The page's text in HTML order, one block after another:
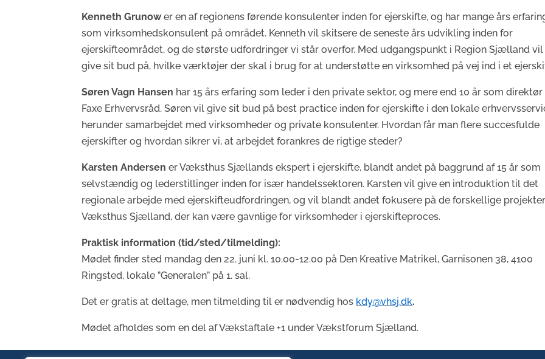
Kenneth Grunower en af regionens førende konsulenter inden for ejerskifte, og har mange års
som virksomhedskonsulent på området. Kenneth vil skitsere de seneste års udvikling inden for
ejerskifteområdet, og de største udfordringer vi står overfor. Med udgangspunkt i Region Sjælland vil
give sit bud på, hvilke værktøjer der skal i brug for at understøtte en virksomhed på vej ind i et
Søren Vagn Hansen har 15 års erfaring som leder i den private sektor, og mere end 10 år som
Faxe Erhvervsråd. Søren vil give sit bud på best practice inden for ejerskifte i den lokale
herunder samarbejdet med virksomheder og private konsulenter. Hvordan får man flere succesfulde
ejerskifter og hvordan sikrer vi, at arbejdet forankres de rigtige steder?
Karsten Andersen er Væksthus Sjællands ekspert i ejerskifte, blandt andet på baggrund af 15 år som
selvstændig og lederstillinger inden for især handelssektoren. Karsten vil give en introduktion til det
regionale arbejde med ejerskifteudfordringen, og vil blandt andet fokusere på de forskellige
Væksthus Sjælland, der kan være gavnlige for virksomheder i ejerskifteproces.
Praktisk information (tid/sted/tilmelding):
Mødet finder sted mandag den 22. juni kl. 10.00-12.00 på Den Kreative Matrikel, Garnisonen 38, 4100
Ringsted, lokale ”Generalen” på 1. sal.
Det er gratis at deltage, men tilmelding til er nødvendig hos kdy@vhsj.dk.
Mødet afholdes som en del af Vækstaftale +1 under Vækstforum Sjælland.